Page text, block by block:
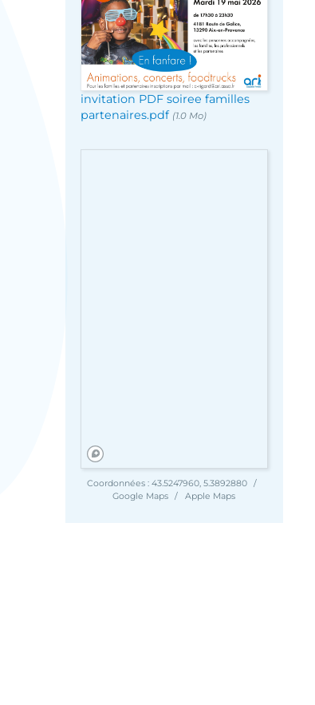
invitation PDF soiree familles
partenaires.pdf (1.0 Mo)
Coordonnées :43.5247960, 5.3892880
Google Maps
Apple Maps